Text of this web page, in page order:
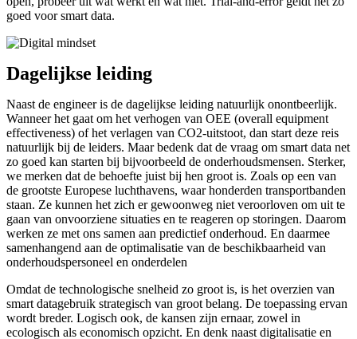
goed voor smart data.
Dagelijkse leiding
Naast de engineer is de dagelijkse leiding natuurlijk onontbeerlijk.
Wanneer het gaat om het verhogen van OEE (overall equipment
effectiveness) of het verlagen van CO2-uitstoot, dan start deze reis
natuurlijk bij de leiders. Maar bedenk dat de vraag om smart data net
zo goed kan starten bij bijvoorbeeld de onderhoudsmensen. Sterker,
we merken dat de behoefte juist bij hen groot is. Zoals op een van
de grootste Europese luchthavens, waar honderden transportbanden
staan. Ze kunnen het zich er gewoonweg niet veroorloven om uit te
gaan van onvoorziene situaties en te reageren op storingen. Daarom
werken ze met ons samen aan predictief onderhoud. En daarmee
samenhangend aan de optimalisatie van de beschikbaarheid van
onderhoudspersoneel en onderdelen
Omdat de technologische snelheid zo groot is, is het overzien van
smart datagebruik strategisch van groot belang. De toepassing ervan
wordt breder. Logisch ook, de kansen zijn ernaar, zowel in
ecologisch als economisch opzicht. En denk naast digitalisatie en